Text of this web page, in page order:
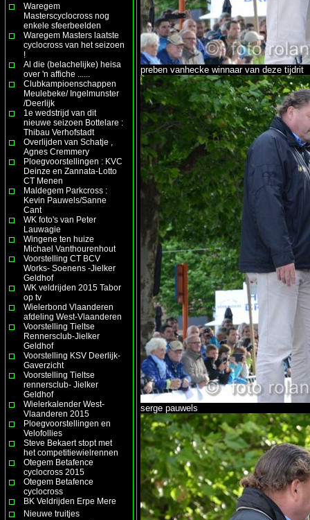
Waregem
Masterscyclocross nog
enkele sfeerbeelden
Waregem Masters laatste
cyclocross van het seizoen
!
Al die (belachelijke) heisa
over 'n affiche ......
Clubkampioenschappen
Meulebeke/ Ingelmunster
/Deerlijk
1e wedstrijd van dit
nieuwe seizoen Bottelare :
Thibau Verhofstadt
Overlijden van Schatje ,
Agnes Cremmery
Ploegvoorstellingen : KVC
Deinze en Zannata-Lotto
CT Menen
Maldegem Parkcross :
Kevin Pauwels/Sanne
Cant
WK foto's van Peter
Lauwagie
Wingene ten huize
Michael Vanthourenhout
Voorstelling CT BCV
Works- Soenens -Jielker
Geldhof
WK veldrijden 2015 Tabor
op tv
Wielerbond Vlaanderen
afdeling West-Vlaanderen
Voorstelling Tieltse
Rennersclub-Jielker
Geldhof
Voorstelling KSV Deerlijk-
Gaverzicht
Voorstelling Tieltse
rennersclub- Jielker
Geldhof
Wielerkalender West-
Vlaanderen 2015
Ploegvoorstellingen en
Velofollies
Steve Bekaert stopt met
het competitiewielrennen
Otegem Betafence
cyclocross 2015
Otegem Betafence
cyclocross
BK Veldrijden Erpe Mere
Nieuwe truitjes
preben vanhecke winnaar van deze tijdrit
serge pauwels